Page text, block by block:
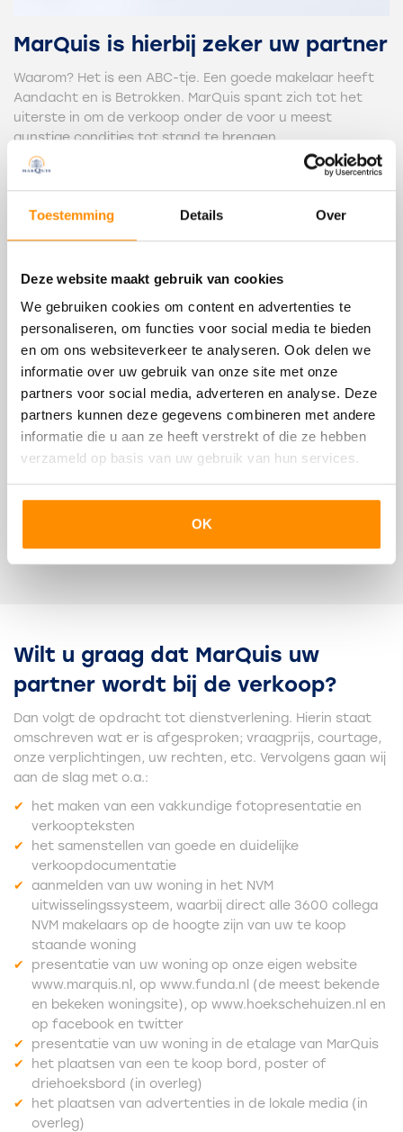
Toestemming Details Over
Deze website maakt gebruik van cookies
We gebruiken cookies om content en advertenties te
personaliseren, om functies voor social media te bieden
en om ons websiteverkeer te analyseren. Ook delen we
informatie over uw gebruik van onze site met onze
partners voor social media, adverteren en analyse. Deze
partners kunnen deze gegevens combineren met andere
informatie die u aan ze heeft verstrekt of die ze hebben
verzameld op basis van uw gebruik van hun services.
OK
MarQuis is hierbij zeker uw partner
Waarom? Het is een ABC-tje. Een goede makelaar heeft
Aandacht en is Betrokken. MarQuis spant zich tot het
uiterste in om de verkoop onder de voor u meest
gunstige condities tot stand te brengen.
En de C? Die staat voor Communicatie en het
onderhouden van Contact. Dat zullen wij zeker doen!
Hoe gaat het in zijn werk?
appartement op te nemen en te taxeren. De eerste
volgende onderwerpen aan de orde komen:
inventarisatie van uw persoonlijke wensen
complete en zorgvuldige opnametaxatie van de
woning of het appartement
werkwijze van MarQuis makelaars & taxateurs
het verloop van het verkoop- en
onderhandelingstraject
eventuele verkoopbevorderende (onderhoud of
styling) tips
vraagprijs en de te volgen verkoopstrategie. Tevens doen
wij u een passende aanbieding voor onze diensten.
Wilt u graag dat MarQuis uw
partner wordt bij de verkoop?
Dan volgt de opdracht tot dienstverlening. Hierin staat
omschreven wat er is afgesproken; vraagprijs, courtage,
onze verplichtingen, uw rechten, etc. Vervolgens gaan wij
aan de slag met o.a.:
het maken van een vakkundige fotopresentatie en
verkoopteksten
het samenstellen van goede en duidelijke
verkoopdocumentatie
aanmelden van uw woning in het NVM
uitwisselingssysteem, waarbij direct alle 3600 collega
NVM makelaars op de hoogte zijn van uw te koop
staande woning
presentatie van uw woning op onze eigen website
www.marquis.nl, op www.funda.nl (de meest bekende
en bekeken woningsite), op www.hoekschehuizen.nl en
op facebook en twitter
presentatie van uw woning in de etalage van MarQuis
het plaatsen van een te koop bord, poster of
driehoeksbord (in overleg)
het plaatsen van advertenties in de lokale media (in
overleg)